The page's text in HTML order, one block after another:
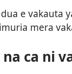
e vakauta
mera
na ca ni